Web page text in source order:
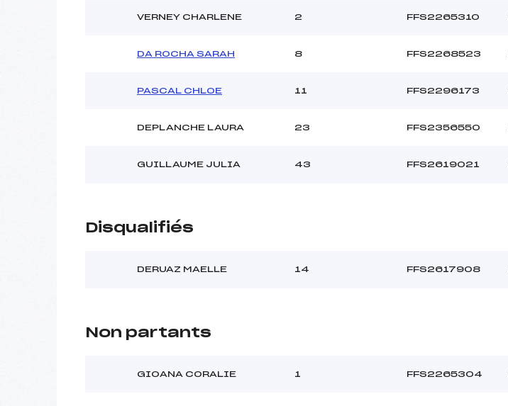
VERNEY CHARLENE 2 FFS2265310
DA ROCHA SARAH 8 FFS2268523
PASCAL CHLOE 11 FFS2296173
DEPLANCHE LAURA 23 FFS2356550
GUILLAUME JULIA 43 FFS2619021
Disqualifiés
DERUAZ MAELLE 14 FFS2617908
Non partants
GIOANA CORALIE 1 FFS2265304